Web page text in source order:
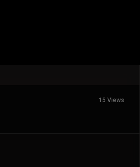
15 Views